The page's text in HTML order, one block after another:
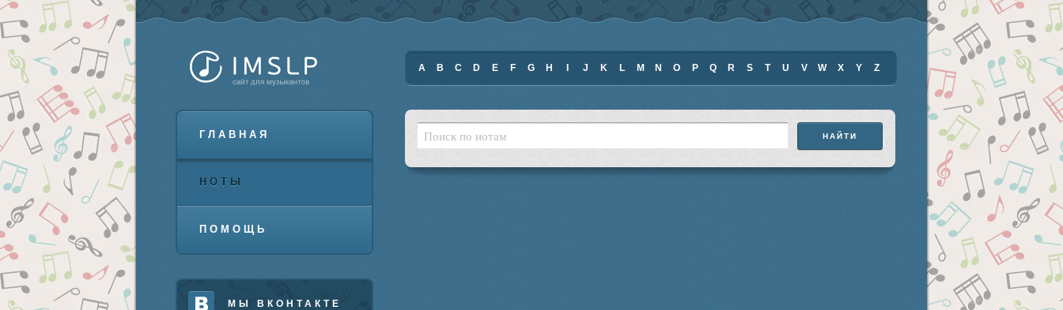
ГЛАВНАЯ
НОТЫ
ПОМОЩЬ
МЫ ВКОНТАКТЕ
A B C D E F G H J K L M N O P Q R S T U V W X Y Z